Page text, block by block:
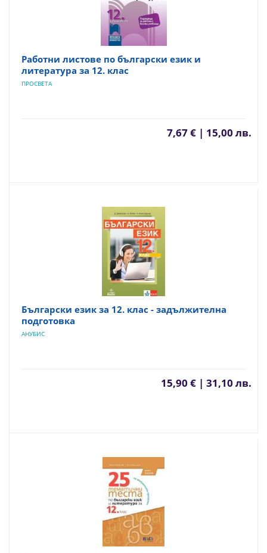
Работни листове по български език и
литература за 12. клас
ПРОСВЕТА
7,67 € | 15,00 лв.
Български език за 12. клас - задължителна
подготовка
АНУБИС
15,90 € | 31,10 лв.